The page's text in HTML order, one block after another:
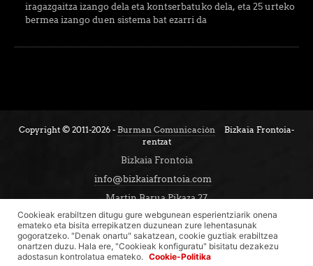
iragazgaitza izango dela eta kontserbatuko dela, eta 25 urteko
bermea izango duen sistema bat ezarri da
Copyright © 2011-2026 - Burman Comunicación
Bizkaia Frontoia-
rentzat
Bizkaia Frontoia
info@bizkaiafrontoia.com
Martin Barua Pikaza 27
48003. Bilbao, Bizkaia
Legezko abisua
Cookieak erabiltzen ditugu gure webgunean esperientziarik onena
emateko eta bisita errepikatzen duzunean zure lehentasunak
gogoratzeko. "Denak onartu" sakatzean, cookie guztiak erabiltzea
onartzen duzu. Hala ere, "Cookieak konfiguratu" bisitatu dezakezu
adostasun kontrolatua emateko. Cookie-Politika